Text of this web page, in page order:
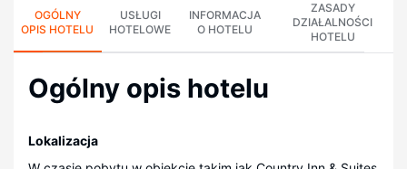
OGÓLNY
OPIS HOTELU
USŁUGI
HOTELOWE
INFORMACJA
O HOTELU
ZASADY
DZIAŁALNOŚCI
HOTELU
Ogólny opis hotelu
Lokalizacja